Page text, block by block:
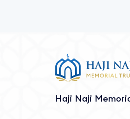
Haji Naji